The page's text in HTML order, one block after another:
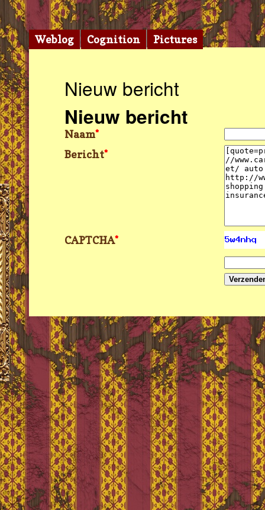
Nieuw bericht
Nieuw bericht
Naam*
Bericht*
CAPTCHA*
Weblog Cognition Pictures